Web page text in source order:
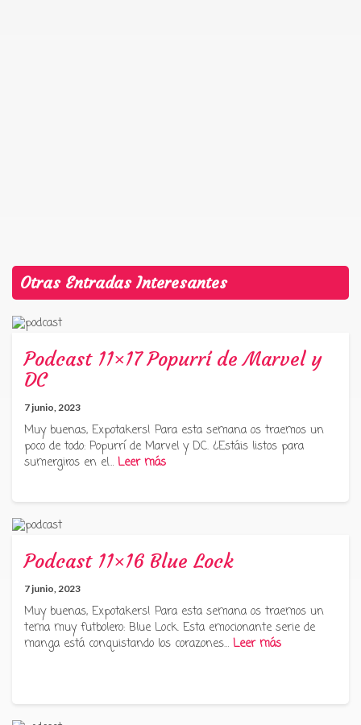
Otras Entradas Interesantes
Podcast 11×17 Popurrí de Marvel y
DC
7 junio, 2023
Muy buenas, Expotakers! Para esta semana os traemos un
poco de todo: Popurrí de Marvel y DC. ¿Estáis listos para
sumergiros en el… Leer más
Podcast 11×16 Blue Lock
7 junio, 2023
Muy buenas, Expotakers! Para esta semana os traemos un
tema muy futbolero: Blue Lock. Esta emocionante serie de
manga está conquistando los corazones… Leer más